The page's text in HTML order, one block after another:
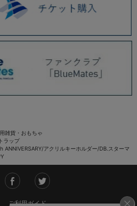
雑貨・おもちゃ
ラップ
ANNIVERSARY/アクリルキーホルダー/DB.スターマ
ご利用ガイド